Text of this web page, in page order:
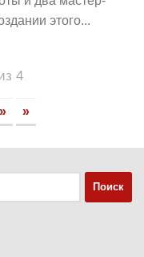
этого...
4
» »